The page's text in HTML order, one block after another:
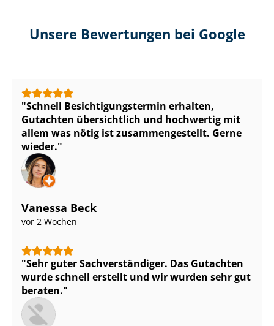
Unsere Bewertungen bei Google
Schnell Be­sich­ti­gungs­ter­min erhalten,
Gutachten übersichtlich und hochwertig mit
allem was nötig ist zu­sam­men­ge­stellt. Gerne
wieder.
Vanessa Beck
vor 2 Wochen
Sehr guter Sach­ver­stän­di­ger. Das Gutachten
wurde schnell erstellt und wir wurden sehr gut
beraten.